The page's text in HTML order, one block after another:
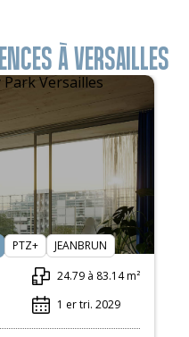
À VERSAILLES
PTZ+ JEANBRUN
24.79 à 83.14 m²
1 er tri. 2029